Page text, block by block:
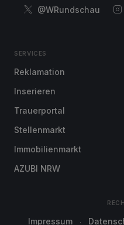
@WRundschau
SERVICES
Reklamation
Inserieren
Trauerportal
Stellenmarkt
Immobilienmarkt
AZUBI NRW
Impressum